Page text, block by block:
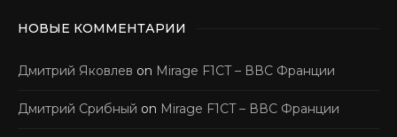
НОВЫЕ КОММЕНТАРИИ
Дмитрий Яковлев on Mirage F1CT – ВВС Франции
Дмитрий Срибный on Mirage F1CT – ВВС Франции